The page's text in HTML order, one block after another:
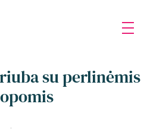
su perlinėmis